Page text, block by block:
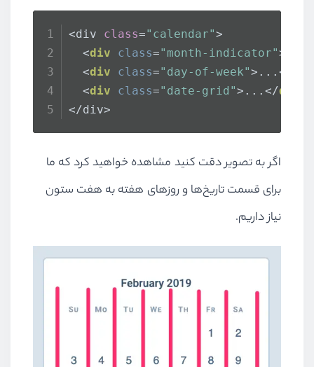
<div class="calendar">
<div class="month-indicator">
<div class="day-of-week"> ...</
<div class="date-grid"> ...</div
</div>
اگر به تصویر دقت کنید مشاهده خواهید کرد که ما
برای قسمت تاریخ‌ها و روزهای هفته به هفت ستون
نیاز داریم.